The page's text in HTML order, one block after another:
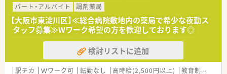
パート・アルバイト
調剤薬局
【大阪市東淀川区】≪総合病院敷地内の薬局で希少な夜勤ス
タッフ募集≫Wワーク希望の方を歓迎しております◎
検討リストに追加
駅チカ Ｗワーク可 転勤なし 高時給(2,500円以上) 教育制度あり